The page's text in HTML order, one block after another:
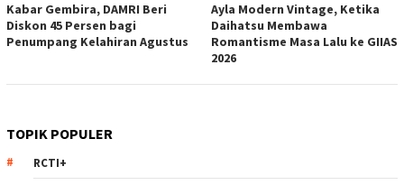
Kabar Gembira, DAMRI Beri
Diskon 45 Persen bagi
Penumpang Kelahiran Agustus
Ayla Modern Vintage, Ketika
Daihatsu Membawa
Romantisme Masa Lalu ke GIIAS
2026
TOPIK POPULER
RCTI+